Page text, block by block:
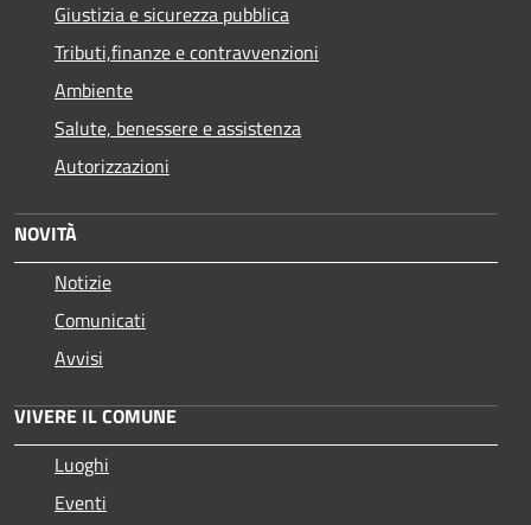
Giustizia e sicurezza pubblica
Tributi,finanze e contravvenzioni
Ambiente
Salute, benessere e assistenza
Autorizzazioni
NOVITÀ
Notizie
Comunicati
Avvisi
VIVERE IL COMUNE
Luoghi
Eventi